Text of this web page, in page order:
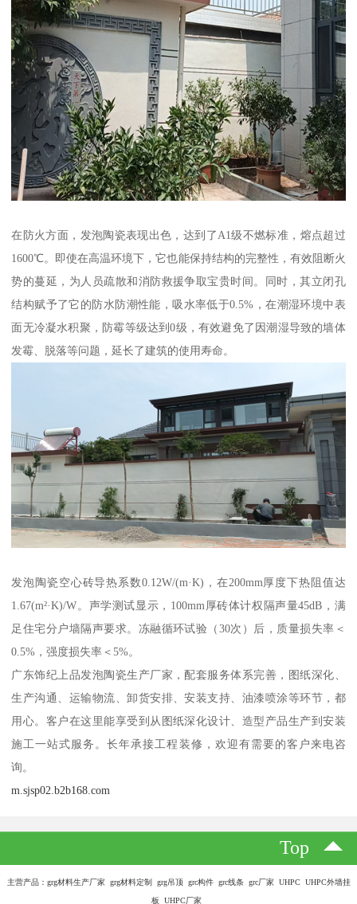
在防火方面，发泡陶瓷表现出色，达到了A1级不燃标准，熔点超过
1600℃。即使在高温环境下，它也能保持结构的完整性，有效阻断火
势的蔓延，为人员疏散和消防救援争取宝贵时间。同时，其立闭孔
结构赋予了它的防水防潮性能，吸水率低于0.5%，在潮湿环境中表
面无冷凝水积聚，防霉等级达到0级，有效避免了因潮湿导致的墙体
发霉、脱落等问题，延长了建筑的使用寿命。
发泡陶瓷空心砖导热系数0.12W/(m·K)，在200mm厚度下热阻值达
1.67(m²·K)/W。声学测试显示，100mm厚砖体计权隔声量45dB，满
足住宅分户墙隔声要求。冻融循环试验（30次）后，质量损失率＜
0.5%，强度损失率＜5%。
广东饰纪上品发泡陶瓷生产厂家，配套服务体系完善，图纸深化、
生产沟通、运输物流、卸货安排、安装支持、油漆喷涂等环节，都
用心。客户在这里能享受到从图纸深化设计、造型产品生产到安装
施工一站式服务。长年承接工程装修，欢迎有需要的客户来电咨
询。
m.sjsp02.b2b168.com
Top
主营产品：grg材料生产厂家 grg材料定制 grg吊顶 grc构件 grc线条 grc厂家 UHPC UHPC外墙挂
板 UHPC厂家